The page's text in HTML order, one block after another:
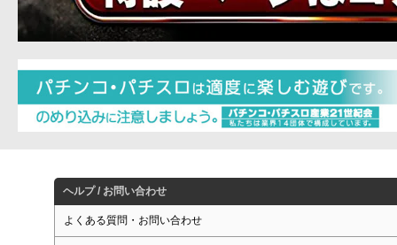
ヘルプ / お問い合わせ
よくある質問・お問い合わせ